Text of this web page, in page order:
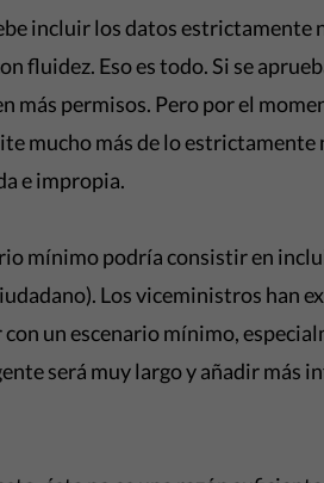
incluir los datos estrictamente
fluidez. Eso es todo. Si se
más permisos. Pero por el
mucho más de lo
e impropia.
mínimo podría consistir en
Los viceministros han
un escenario mínimo,
será muy largo y añadir más